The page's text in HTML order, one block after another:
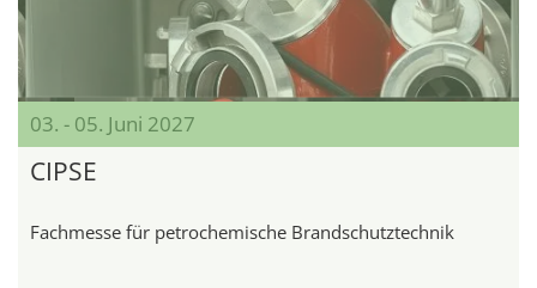
03. - 05. Juni 2027
CIPSE
Fachmesse für petrochemische Brandschutztechnik